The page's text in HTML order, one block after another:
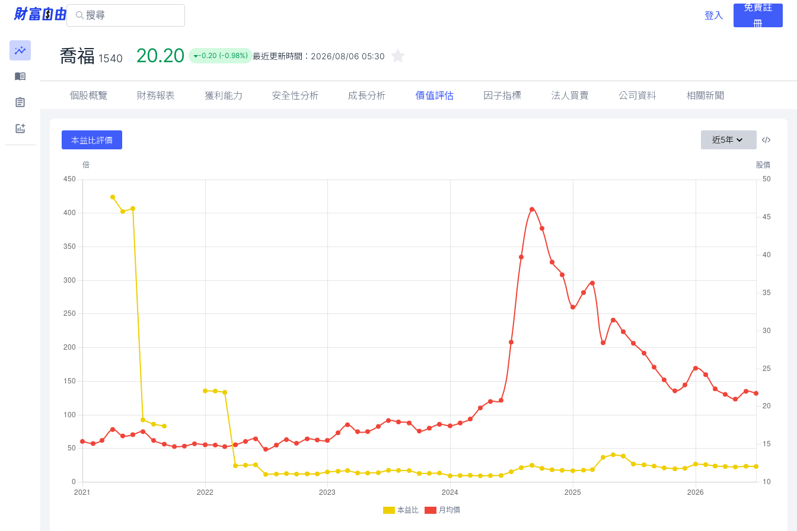
登入
免費註
冊
喬福 1540 20.20 -0.20 (-0.98%) 最近更新時間： 2026/08/06 05:30
個股概覽 財務報表 獲利能力 安全性分析 成長分析 價值評估 因子指標 法人買賣 公司資料 相關新聞
本益比評價 近5年
本益比 月均價